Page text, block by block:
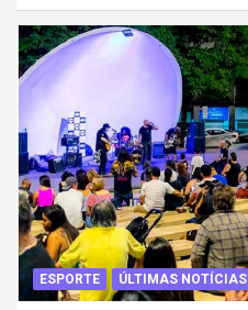
ESPORTE ÚLTIMAS NOTÍCIAS